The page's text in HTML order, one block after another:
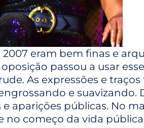
eram bem finas e
passou a usar
As expressões e
e
e aparições públicas. No
no começo da vida